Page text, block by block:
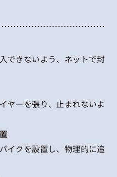
できないよう、ネットで封
ヤーを張り、止まれないよ
イクを設置し、物理的に追